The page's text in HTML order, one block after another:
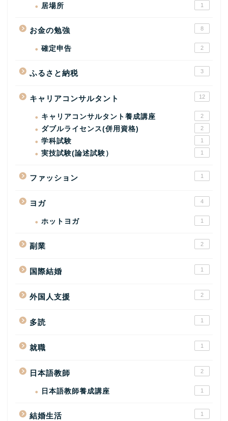
居場所 1
お金の勉強 8
確定申告 2
ふるさと納税 3
キャリアコンサルタント 12
キャリアコンサルタント養成講座 2
ダブルライセンス(併用資格) 2
学科試験 1
実技試験(論述試験） 1
ファッション 1
ヨガ 4
ホットヨガ 1
副業 2
国際結婚 1
外国人支援 2
多読 1
就職 1
日本語教師 2
日本語教師養成講座 1
結婚生活 1